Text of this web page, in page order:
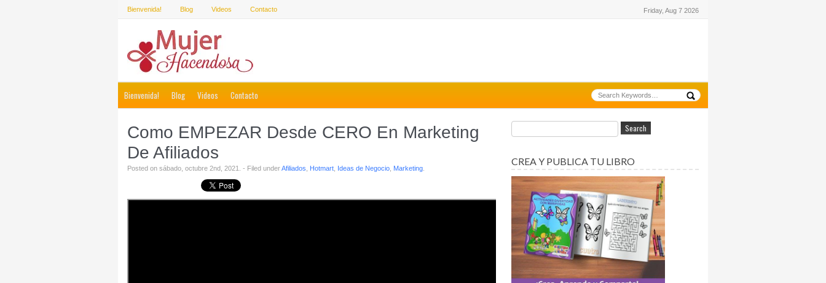
Bienvenida! Blog Videos Contacto Friday, Aug 7 2026
Bienvenida! Blog Videos Contacto
Como EMPEZAR Desde CERO En Marketing
De Afiliados
Posted on sábado, octubre 2nd, 2021. - Filed underAfiliados Hotmart Ideas de Negocio Marketing
CREA Y PUBLICA TU LIBRO